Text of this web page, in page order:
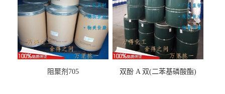
阻聚剂705 双酚 A 双(二苯基磷酸酯)